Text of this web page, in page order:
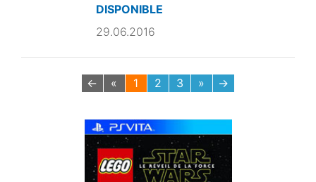
DISPONIBLE
29.06.2016
← « 1 2 3 » →